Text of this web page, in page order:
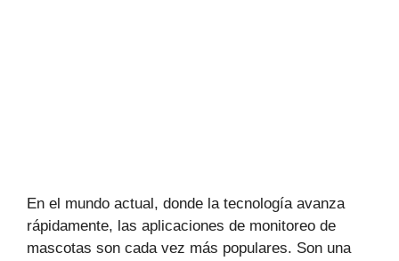
En el mundo actual, donde la tecnología avanza
rápidamente, las aplicaciones de monitoreo de
mascotas son cada vez más populares. Son una